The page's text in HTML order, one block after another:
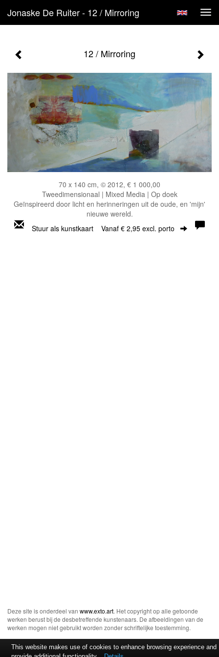
Jonaske De Ruiter - 12 / Mirroring
12 / Mirroring
70 x 140 cm, © 2012, € 1 000,00
Tweedimensionaal | Mixed Media | Op doek
Geïnspireerd door licht en herinneringen uit de oude, en 'mijn'
nieuwe wereld.
Stuur als kunstkaart Vanaf € 2,95 excl. porto
Deze site is onderdeel van www.exto.art. Het copyright op alle getoonde
werken berust bij de desbetreffende kunstenaars. De afbeeldingen van de
werken mogen niet gebruikt worden zonder schriftelijke toestemming.
This website makes use of cookies to enhance browsing experience and